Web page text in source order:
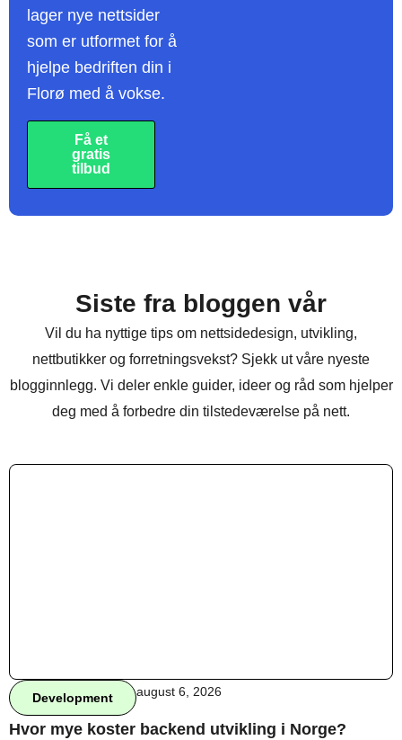
lager nye nettsider
som er utformet for å
hjelpe bedriften din i
Florø med å vokse.
Få et
gratis
tilbud
Siste fra bloggen vår
Vil du ha nyttige tips om nettsidedesign, utvikling,
nettbutikker og forretningsvekst? Sjekk ut våre nyeste
blogginnlegg. Vi deler enkle guider, ideer og råd som hjelper
deg med å forbedre din tilstedeværelse på nett.
Development august 6, 2026
Hvor mye koster backend utvikling i Norge?